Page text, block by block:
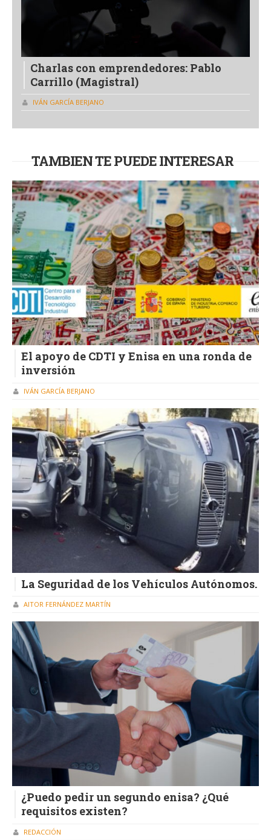
Charlas con emprendedores: Pablo
Carrillo (Magistral)
IVÁN GARCÍA BERJANO
TAMBIEN TE PUEDE INTERESAR
El apoyo de CDTI y Enisa en una ronda de
inversión
IVÁN GARCÍA BERJANO
La Seguridad de los Vehículos Autónomos.
AITOR FERNÁNDEZ MARTÍN
¿Puedo pedir un segundo enisa? ¿Qué
requisitos existen?
REDACCIÓN